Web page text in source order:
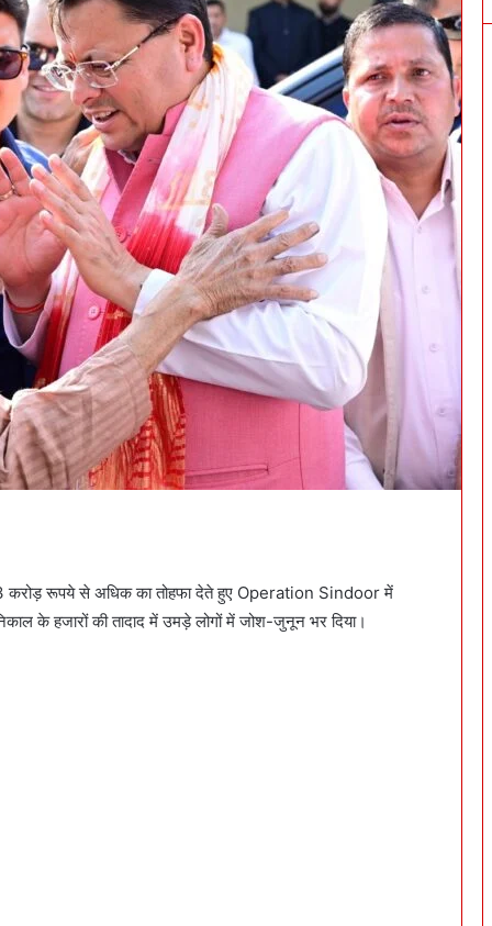
करोड़ रूपये से अधिक का तोहफा देते हुए Operation Sindoor में
निकाल के हजारों की तादाद में उमड़े लोगों में जोश-जुनून भर दिया।